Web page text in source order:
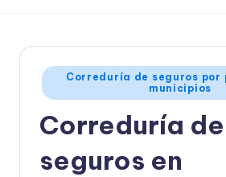
Publicado
en
Correduría de seguros por
municipios
Correduría de
seguros en